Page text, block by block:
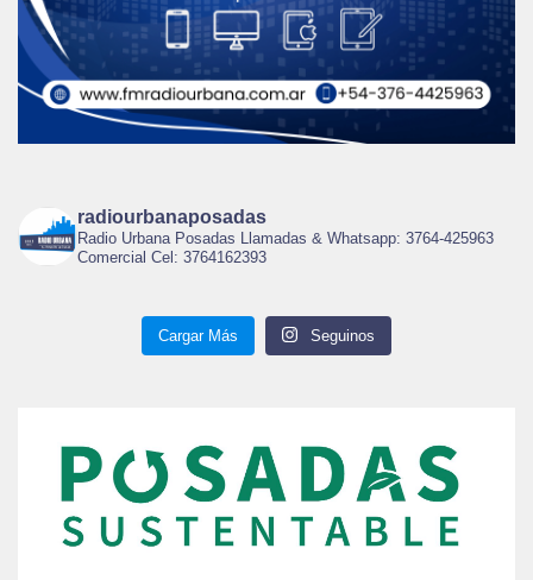
radiourbanaposadas
Radio Urbana Posadas Llamadas & Whatsapp: 3764-425963
Comercial Cel: 3764162393
Cargar Más Seguinos